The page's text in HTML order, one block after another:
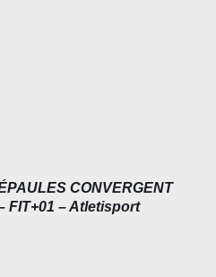
CONVERGENT
FIT+01 – Atletisport